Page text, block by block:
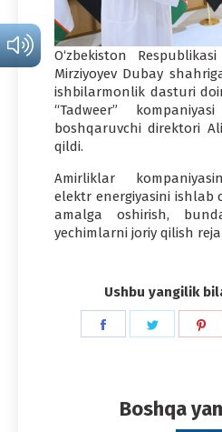
O‘zbekiston
Mirziyoyev Dubay
ishbilarmonlik dasturi
“Tadweer”
boshqaruvchi direktori
qildi.
Amirliklar
elektr energiyasini ishlab
amalga oshirish,
yechimlarni joriy qilish
Ushbu yangilik
Share
Share
Boshqa